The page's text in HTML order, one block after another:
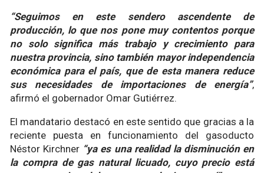
“Seguimos en este sendero ascendente de
producción, lo que nos pone muy contentos porque
no solo significa más trabajo y crecimiento para
nuestra provincia, sino también mayor independencia
económica para el país, que de esta manera reduce
sus necesidades de importaciones de energía”,
afirmó el gobernador Omar Gutiérrez.
El mandatario destacó en este sentido que gracias a la
reciente puesta en funcionamiento del gasoducto
Néstor Kirchner “ya es una realidad la disminución en
la compra de gas natural licuado, cuyo precio está